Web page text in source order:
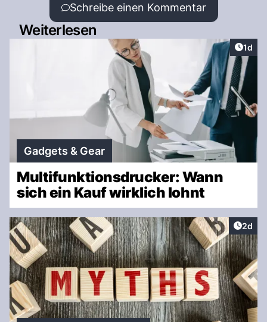
Schreibe einen Kommentar
Weiterlesen
1d
Gadgets & Gear
Multifunktionsdrucker: Wann
sich ein Kauf wirklich lohnt
2d